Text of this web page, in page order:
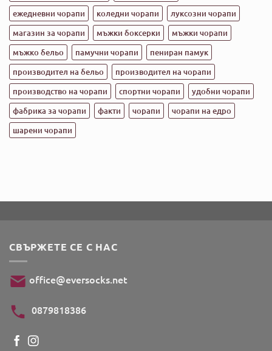
ежедневни чорапи
коледни чорапи
луксозни чорапи
магазин за чорапи
мъжки боксерки
мъжки чорапи
мъжко бельо
памучни чорапи
пениран памук
производител на бельо
производител на чорапи
производство на чорапи
спортни чорапи
удобни чорапи
фабрика за чорапи
факти чорапи
чорапи на едро
шарени чорапи
СВЪРЖЕТЕ СЕ С НАС
office@eversocks.net
0879818386